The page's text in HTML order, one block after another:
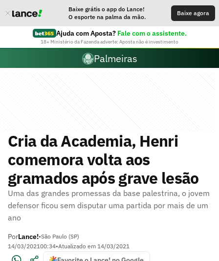
Baixe grátis o app do Lance!
O esporte na palma da mão.
Baixe agora
Ajuda com Aposta? Fale com o assistente.
18+ Ministério da Fazenda adverte: Aposta não é investimento
Palmeiras
Cria da Academia, Henri
comemora volta aos
gramados após grave lesão
Uma das grandes promessas da base palestrina, o jovem
defensor ficou sem disputar uma partida por mais de um
ano
PorLance!•São Paulo (SP)
14/03/202100:34•Atualizado em 14/03/2021